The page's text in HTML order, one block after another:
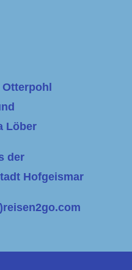
Löber
der
Hofgeismar